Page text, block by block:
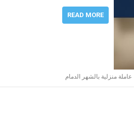
READ MORE
عاملة منزلية بالشهر الدمام